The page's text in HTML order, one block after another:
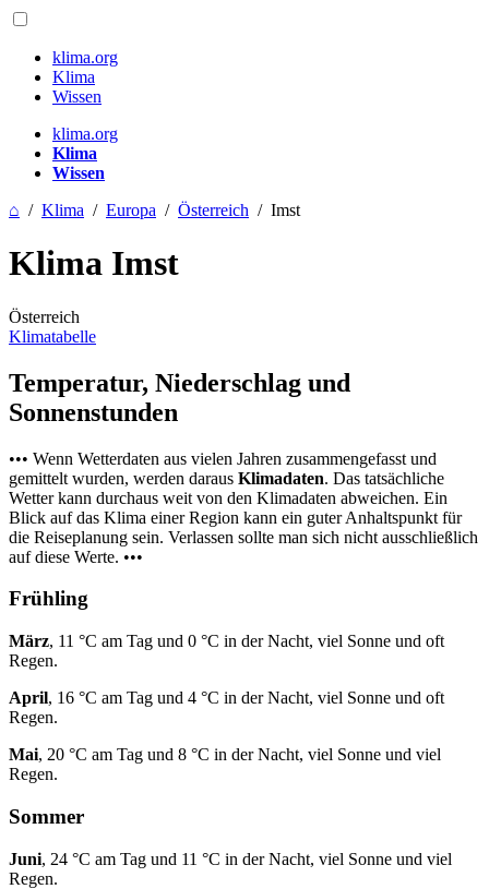
klima.org
Klima
Wissen
klima.org
Klima
Wissen
⌂ / Klima / Europa / Österreich / Imst
Klima Imst
Österreich
Klimatabelle
Temperatur, Niederschlag und
Sonnenstunden
••• Wenn Wetterdaten aus vielen Jahren zusammengefasst und
gemittelt wurden, werden daraus Klimadaten. Das tatsächliche
Wetter kann durchaus weit von den Klimadaten abweichen. Ein
Blick auf das Klima einer Region kann ein guter Anhaltspunkt für
die Reiseplanung sein. Verlassen sollte man sich nicht ausschließlich
auf diese Werte. •••
Frühling
März, 11 °C am Tag und 0 °C in der Nacht, viel Sonne und oft
Regen.
April, 16 °C am Tag und 4 °C in der Nacht, viel Sonne und oft
Regen.
Mai, 20 °C am Tag und 8 °C in der Nacht, viel Sonne und viel
Regen.
Sommer
Juni, 24 °C am Tag und 11 °C in der Nacht, viel Sonne und viel
Regen.